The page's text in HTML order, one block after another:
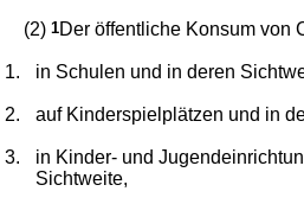
(2)1Der öffentliche Konsum von
1. in Schulen und in deren
2. auf Kinderspielplätzen und in
3.
in Kinder- und
Sichtweite,